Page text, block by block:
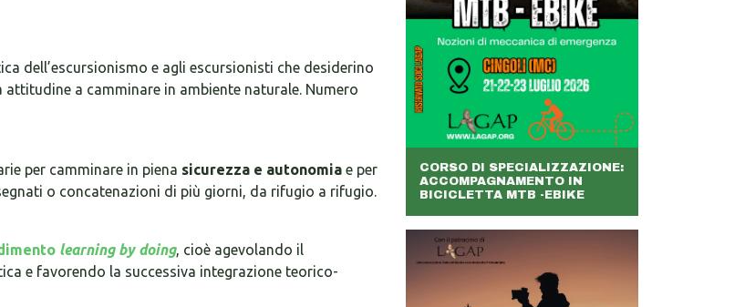
dell’escursionismo e agli escursionisti che desiderino
a camminare in ambiente naturale. Numero
per camminare in piena sicurezza e autonomia e per
o concatenazioni di più giorni, da rifugio a rifugio.
learning by doing, cioè agevolando il
e favorendo la successiva integrazione teorico-
CORSO DI SPECIALIZZAZIONE:
ACCOMPAGNAMENTO IN
BICICLETTA MTB -EBIKE